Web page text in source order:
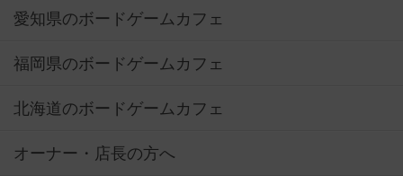
愛知県のボードゲームカフェ
福岡県のボードゲームカフェ
北海道のボードゲームカフェ
オーナー・店長の方へ